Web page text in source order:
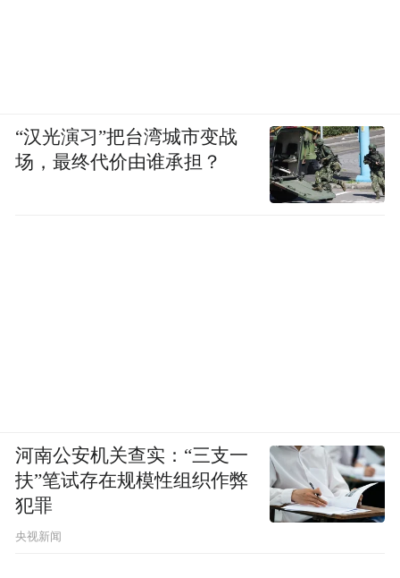
“汉光演习”把台湾城市变战
场，最终代价由谁承担？
河南公安机关查实：“三支一
扶”笔试存在规模性组织作弊
犯罪
央视新闻